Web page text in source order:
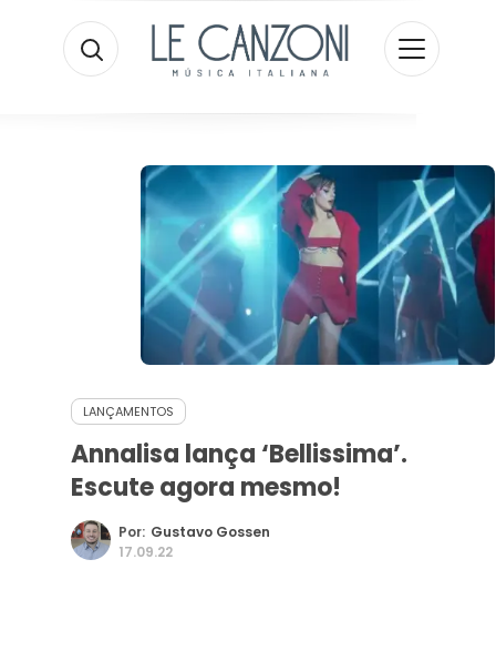
LANÇAMENTOS
Annalisa lança ‘Bellissima’.
Escute agora mesmo!
Por: Gustavo Gossen
17.09.22